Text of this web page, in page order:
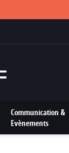
Communication &
Evènements